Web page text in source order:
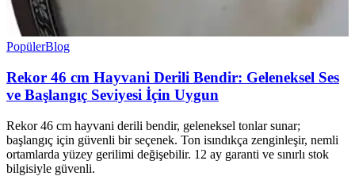
PopülerBlog
Rekor 46 cm Hayvani Derili Bendir: Geleneksel Ses
ve Başlangıç Seviyesi İçin Uygun
Rekor 46 cm hayvani derili bendir, geleneksel tonlar sunar;
başlangıç için güvenli bir seçenek. Ton isındıkça zenginleşir, nemli
ortamlarda yüzey gerilimi değişebilir. 12 ay garanti ve sınırlı stok
bilgisiyle güvenli.